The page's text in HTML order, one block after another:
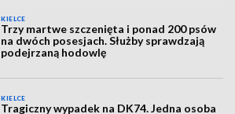
KIELCE
Trzy martwe szczenięta i ponad 200 psów
na dwóch posesjach. Służby sprawdzają
podejrzaną hodowlę
KIELCE
Tragiczny wypadek na DK74. Jedna osoba